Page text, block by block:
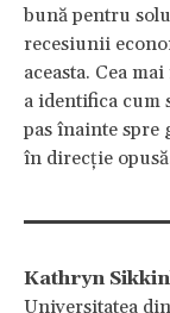
bună pentru
recesiunii
aceasta. Cea
a identifica cum
pas înainte spre
în direcție
Kathryn
Universitatea